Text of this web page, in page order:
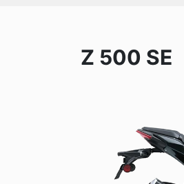
Z 500 SE